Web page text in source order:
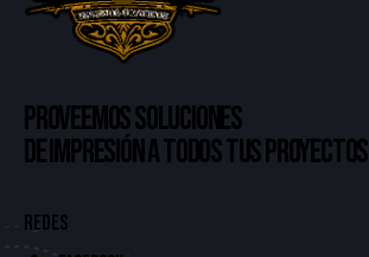
PROVEEMOS SOLUCIONES
DE IMPRESIÓN A TODOS TUS PROYECTOS
REDES